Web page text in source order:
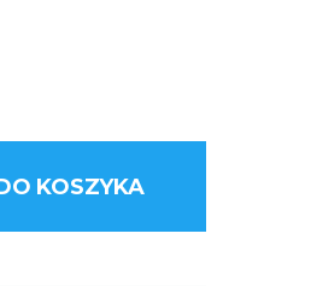
KOSZYKA